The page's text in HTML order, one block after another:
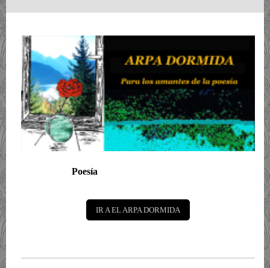
Poesía
IR A EL ARPA DORMIDA